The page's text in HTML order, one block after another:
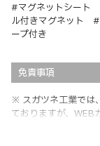
#マグネットシー
ル付きマグネット
ープ付き
免責事項
※ スガツネ工業では
ておりますが、WEB